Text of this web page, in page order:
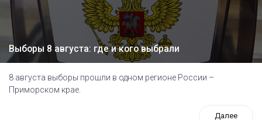
Выборы 8 августа: где и кого выбрали
8 августа выборы прошли в одном регионе России –
Приморском крае.
Далее